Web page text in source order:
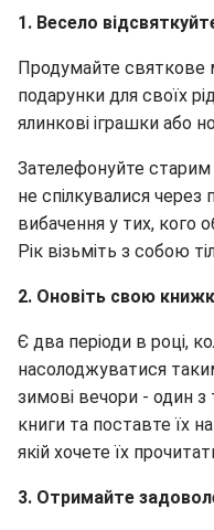
1. Весело
Продумайте святкове
подарунки для своїх
ялинкові іграшки або
Зателефонуйте
не спілкувалися через
вибачення у тих, кого
Рік візьміть з собою
2. Оновіть свою
Є два періоди в році,
насолоджуватися
зимові вечори - один з
книги та поставте їх
якій хочете їх
3. Отримайте